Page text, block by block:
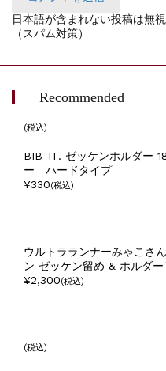
日本語が含まれない投稿は無
（スパム対策）
Recommended
(税込)
BIB-IT. ゼッケンホルダー
ー ハードタイプ
¥330(税込)
ウルトラランナーみゃこさ
ン ゼッケン留め & ホルダー
¥2,300(税込)
(税込)